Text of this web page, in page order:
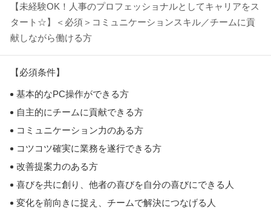
【未経験OK！人事のプロフェッショナルとしてキャリアをス
タート☆】＜必須＞コミュニケーションスキル／チームに貢
献しながら働ける方
【必須条件】
基本的なPC操作ができる方
自主的にチームに貢献できる方
コミュニケーション力のある方
コツコツ確実に業務を遂行できる方
改善提案力のある方
喜びを共に創り、他者の喜びを自分の喜びにできる人
変化を前向きに捉え、チームで解決につなげる人